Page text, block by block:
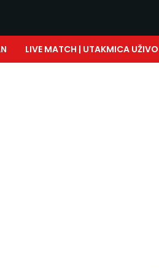
LIVE MATCH | UTAKMICA UŽIVO